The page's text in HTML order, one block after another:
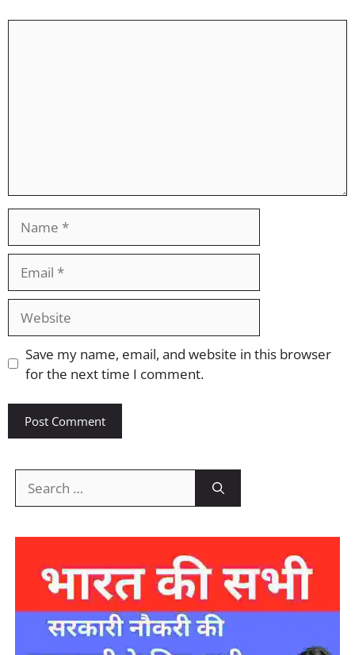
Save my name, email, and website in this browser
for the next time I comment.
for: